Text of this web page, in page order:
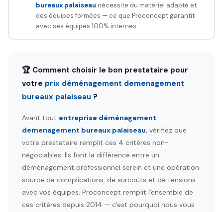
bureaux palaiseau nécessite du matériel adapté et
des équipes formées — ce que Proconcept garantit
avec ses équipes 100% internes.
🏆 Comment choisir le bon prestataire pour
votre prix déménagement demenagement
bureaux palaiseau ?
Avant tout entreprise déménagement
demenagement bureaux palaiseau, vérifiez que
votre prestataire remplit ces 4 critères non-
négociables. Ils font la différence entre un
déménagement professionnel serein et une opération
source de complications, de surcoûts et de tensions
avec vos équipes. Proconcept remplit l'ensemble de
ces critères depuis 2014 — c'est pourquoi nous vous